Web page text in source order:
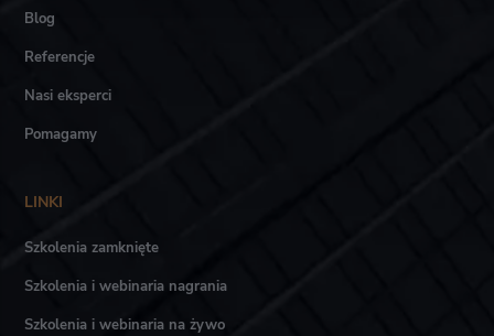
Blog
Referencje
Nasi eksperci
Pomagamy
LINKI
Szkolenia zamknięte
Szkolenia i webinaria nagrania
Szkolenia i webinaria na żywo